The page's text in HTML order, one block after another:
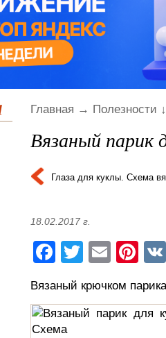
Главная → Полезности ↓
Вязаный парик
Глаза для куклы. Схема
18.02.2017 г.
Facebook
Twitter
Email
Вязаный крючком